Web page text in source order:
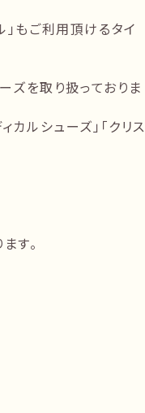
もご利用頂けるタイ
ズを取り扱っておりま
カルシューズ」「クリス
す。